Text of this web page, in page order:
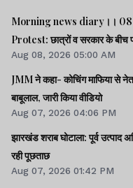
Morning news diary।। 08
Protest: छात्रों व सरकार के बीच
साइबर क्राइम मामलों की जांच में
विपक्षी दलों का हंगामा, कार्यवाही
Aug 08, 2026 05:00 AM
JMM ने कहा- कोचिंग माफिया से
बाबूलाल, जारी किया वीडियो
Aug 07, 2026 04:06 PM
झारखंड शराब घोटाला: पूर्व उत्पाद
रही पूछताछ
Aug 07, 2026 01:42 PM